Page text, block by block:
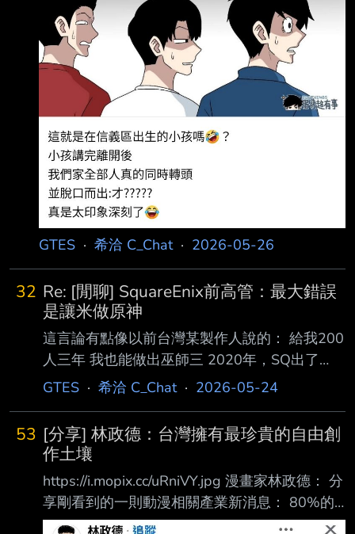
GTES · 希洽 C_Chat· 2026-05-26
32 Re: [閒聊] SquareEnix前高管：最大錯誤
是讓米做原神
這言論有點像以前台灣某製作人說的： 給我200
人三年 我也能做出巫師三 2020年，SQ出了
ff7re 原神出了米哈遊 兩款遊戲都是大受歡迎 那
但做出來的就不會是「原神」 恐怕也不會像原
神那麼成功 而且現在就算重頭開始做 在原神like
遊戲已飽和的現在 做出來能賺大錢嗎？ 也難怪
SQ決策層不敢做了 --
GTES · 希洽 C_Chat· 2026-05-24
53 [分享] 林政德：台灣擁有最珍貴的自由創
作土壤
https://i.mopix.cc/uRniVY.jpg 漫畫家林政德： 分
享剛看到的一則動漫相關產業新消息： 80%的
2D美術由AI完成 “廣州三七互娛公司（遊戲上市